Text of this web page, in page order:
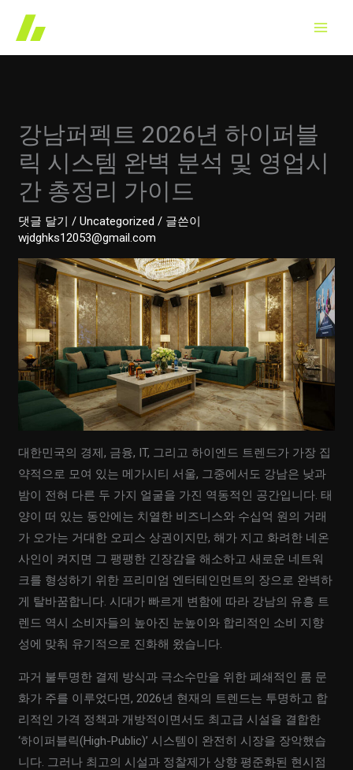
츠
강남퍼펙트 2026년 하이퍼블
릭 시스템 완벽 분석 및 영업시
간 총정리 가이드
댓글 달기 /Uncategorized / 글쓴이
wjdghks12053@gmail.com
대한민국의 경제, 금융, IT, 그리고 하이엔드 트렌드가 가장 집
약적으로 모여 있는 메가시티 서울, 그중에서도 강남은 낮과
밤이 전혀 다른 두 가지 얼굴을 가진 역동적인 공간입니다. 태
양이 떠 있는 동안에는 치열한 비즈니스와 수십억 원의 거래
가 오가는 거대한 오피스 상권이지만, 해가 지고 화려한 네온
사인이 켜지면 그 팽팽한 긴장감을 해소하고 새로운 네트워
크를 형성하기 위한 프리미엄 엔터테인먼트의 장으로 완벽하
게 탈바꿈합니다. 시대가 빠르게 변함에 따라 강남의 유흥 트
렌드 역시 소비자들의 높아진 눈높이와 합리적인 소비 지향
성에 맞춰 유기적으로 진화해 왔습니다.
과거 불투명한 결제 방식과 극소수만을 위한 폐쇄적인 룸 문
화가 주를 이루었다면, 2026년 현재의 트렌드는 투명하고 합
리적인 가격 정책과 개방적이면서도 최고급 시설을 결합한
‘하이퍼블릭(High-Public)’ 시스템이 완전히 시장을 장악했습
니다. 그러나 최고의 시설과 정찰제가 상향 평준화된 현시점